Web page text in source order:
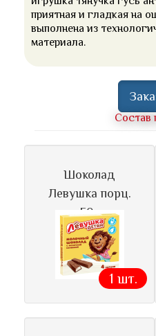
приятная и гладкая на
выполнена из
материала.
Состав
Шоколад
Левушка порц.
50г
1 шт.